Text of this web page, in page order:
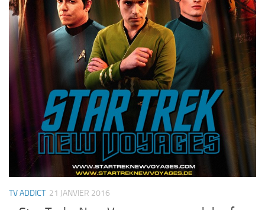
TV ADDICT 21 JANVIER 2016